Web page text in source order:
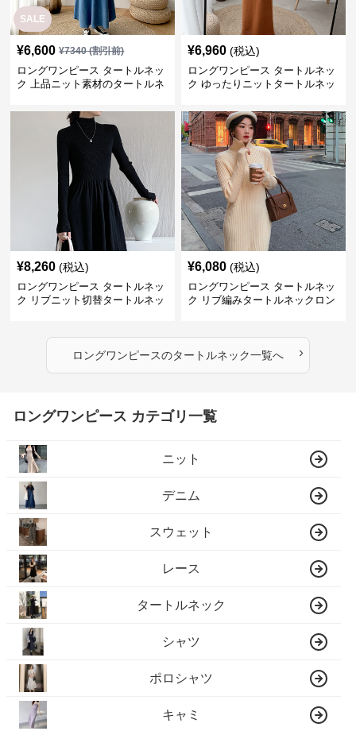
SALE
¥6,600 ¥7340(割引前)
ロングワンピース タートルネッ
ク 上品ニット素材のタートルネ
¥6,960 (税込)
ロングワンピース タートルネッ
ク ゆったりニットタートルネッ
¥8,260 (税込)
ロングワンピース タートルネッ
ク リブニット切替タートルネッ
¥6,080 (税込)
ロングワンピース タートルネッ
ク リブ編みタートルネックロン
ロングワンピースのタートルネック一覧へ ›
ロングワンピース カテゴリ一覧
ニット
デニム
スウェット
レース
タートルネック
シャツ
ポロシャツ
キャミ